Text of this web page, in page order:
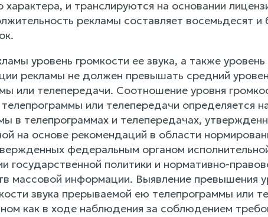
характера, и транслируются на основании
рекламы составляет восемьдесят
уровень громкости ее звука, а также
рекламы не должен превышать средний
или телепередачи. Соотношение уровня
или телепередачи определяется
в телепрограммах и телепередачах,
на основе рекомендаций в области
федеральным органом
государственной политики и нормативно-
массовой информации. Выявление превышения
звука прерываемой ею телепрограммы или
как в ходе наблюдения за соблюдением